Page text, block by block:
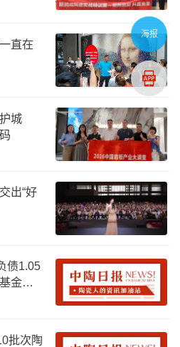
直在
城
出“好
债1.05
金投
业能
批次陶
海报